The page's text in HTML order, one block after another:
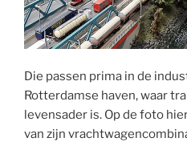
Die passen prima in de
Rotterdamse haven, waar
levensader is. Op de foto
van zijn